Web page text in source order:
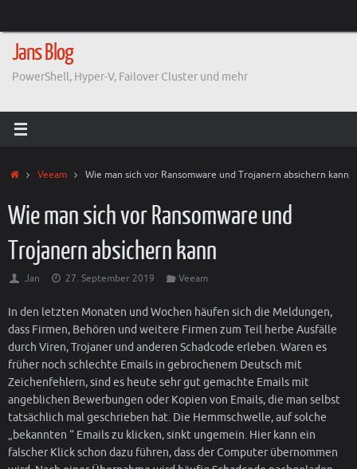
springen
Jans Blog
PowerShell, Hyper-V, Failover Cluster und mehr
StartVeeam Wie man sich vor Ransomware und Trojanern absichern kann
Wie man sich vor Ransomware und
Trojanern absichern kann
Jan 27. September 2019 Veeam
In den letzten Monaten und Wochen häufen sich die Meldungen,
dass Firmen, Behören und weitere Firmen zum Teil herbe Ausfälle
durch Viren, Trojaner und anderen Schadcode erleben. Waren es
früher noch schlechte Emails in gebrochenem Deutsch mit
Zeichenfehlern, sind es heute sehr gut gemachte Emails mit
angeblichen Bewerbungen oder Kopien von Emails, die man selbst
tatsächlich mal geschrieben hat. Die Hemmschwelle, auf solche
„bekannten “ Emails zu klicken, sinkt ungemein. Hier kann ein
falscher Klick schon dazu führen, dass der Computer übernommen